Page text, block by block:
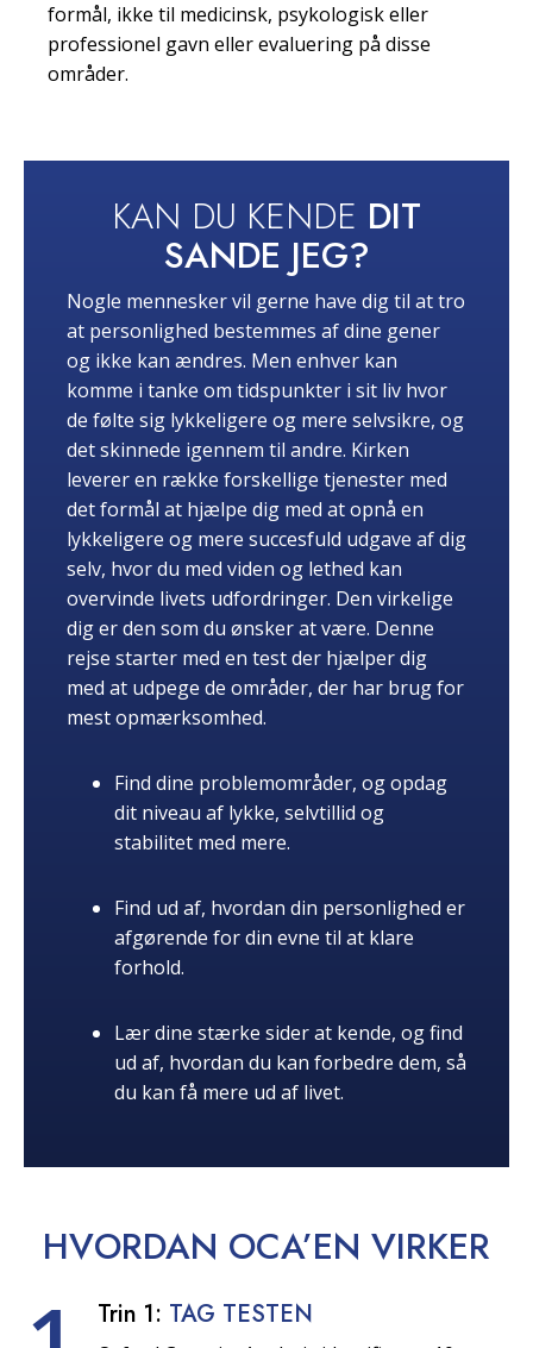
formål, ikke til medicinsk, psykologisk eller
professionel gavn eller evaluering på disse
områder.
KAN DU KENDE DIT
SANDE JEG?
Nogle mennesker vil gerne have dig til at tro
at personlighed bestemmes af dine gener
og ikke kan ændres. Men enhver kan
komme i tanke om tidspunkter i sit liv hvor
de følte sig lykkeligere og mere selvsikre, og
det skinnede igennem til andre. Kirken
leverer en række forskellige tjenester med
det formål at hjælpe dig med at opnå en
lykkeligere og mere succesfuld udgave af dig
selv, hvor du med viden og lethed kan
overvinde livets udfordringer. Den virkelige
dig er den som du ønsker at være. Denne
rejse starter med en test der hjælper dig
med at udpege de områder, der har brug for
mest opmærksomhed.
Find dine problemområder, og opdag
dit niveau af lykke, selvtillid og
stabilitet med mere.
Find ud af, hvordan din personlighed er
afgørende for din evne til at klare
forhold.
Lær dine stærke sider at kende, og find
ud af, hvordan du kan forbedre dem, så
du kan få mere ud af livet.
HVORDAN OCA’EN VIRKER
Trin 1: TAG TESTEN